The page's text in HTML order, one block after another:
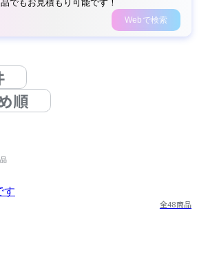
でもお見積もり可能です！
Webで検索
順
す
全48商品